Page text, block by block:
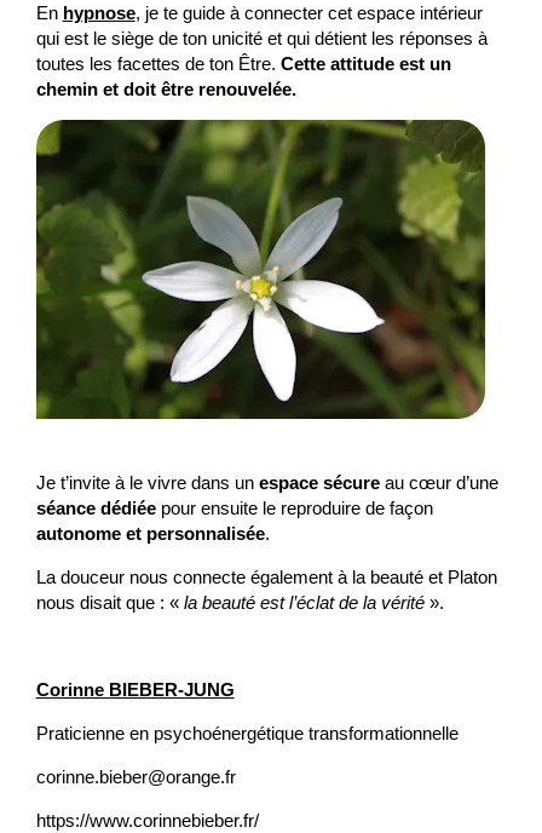
En hypnose, je te guide à connecter cet espace intérieur
qui est le siège de ton unicité et qui détient les réponses à
toutes les facettes de ton Être. Cette attitude est un
chemin et doit être renouvelée.
Je t’invite à le vivre dans un espace sécureau cœur d’une
séance dédiéepour ensuite le reproduire de façon
autonome et personnalisée.
La douceur nous connecte également à la beauté et Platon
nous disait que : « la beauté est l’éclat de la vérité ».
Corinne BIEBER-JUNG
Praticienne en psychoénergétique transformationnelle
corinne.bieber@orange.fr
https://www.corinnebieber.fr/